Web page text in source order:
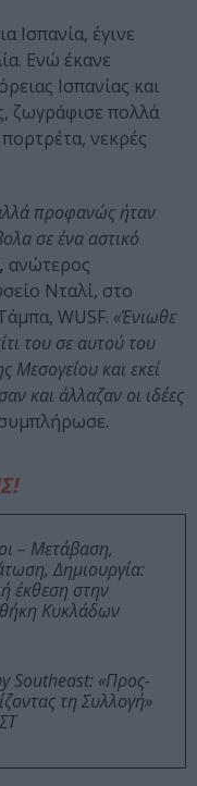
Ισπανία, έγινε
Ενώ έκανε
Ισπανίας και
ζωγράφισε πολλά
νεκρές
προφανώς ήταν
σε ένα αστικό
ανώτερος
Νταλί, στο
WUSF. «Ένιωθε
του σε αυτού του
Μεσογείου και εκεί
και άλλαζαν οι ιδέες
– Μετάβαση,
Δημιουργία:
έκθεση στην
Κυκλάδων
Southeast: «Προς-
τη Συλλογή»